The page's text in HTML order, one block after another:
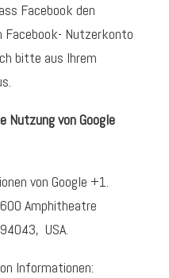
Facebook den
Facebook- Nutzerkonto
bitte aus Ihrem
Nutzung von Google
von Google +1.
Amphitheatre
USA.
Informationen: